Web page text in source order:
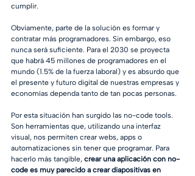
cumplir.
Obviamente, parte de la solución es formar y
contratar más programadores. Sin embargo, eso
nunca será suficiente. Para el 2030 se proyecta
que habrá 45 millones de programadores en el
mundo (1.5% de la fuerza laboral) y es absurdo que
el presente y futuro digital de nuestras empresas y
economías dependa tanto de tan pocas personas.
Por esta situación han surgido las no-code tools.
Son herramientas que, utilizando una interfaz
visual, nos permiten crear webs, apps o
automatizaciones sin tener que programar. Para
hacerlo más tangible, crear una aplicación con no-
code es muy parecido a crear diapositivas en